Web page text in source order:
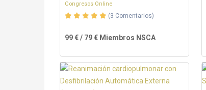
Congresos Online
(3 Comentarios)
99 € / 79 € Miembros NSCA